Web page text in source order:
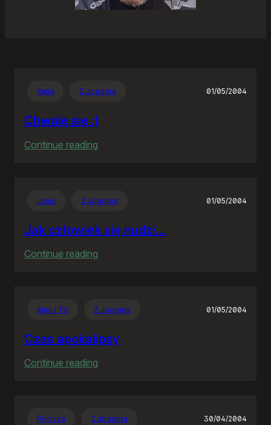
Varia Z Joggera 01/05/2004
Chwalę się :)
Continue reading
Linux Z Joggera 01/05/2004
Jak człowiek się nudzi…
Continue reading
nudzi…
Kino i TV Z Joggera 01/05/2004
Czas apokalipsy
Continue reading
Polityka Z Joggera 30/04/2004